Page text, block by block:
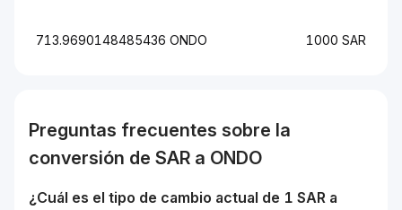
713.9690148485436 ONDO 1000 SAR
Preguntas frecuentes sobre la
conversión de SAR a ONDO
¿Cuál es el tipo de cambio actual de 1 SAR a